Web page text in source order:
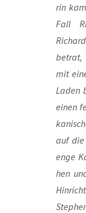
rin
Fall
betrat,
mit
Laden
einen
auf die
enge
hen